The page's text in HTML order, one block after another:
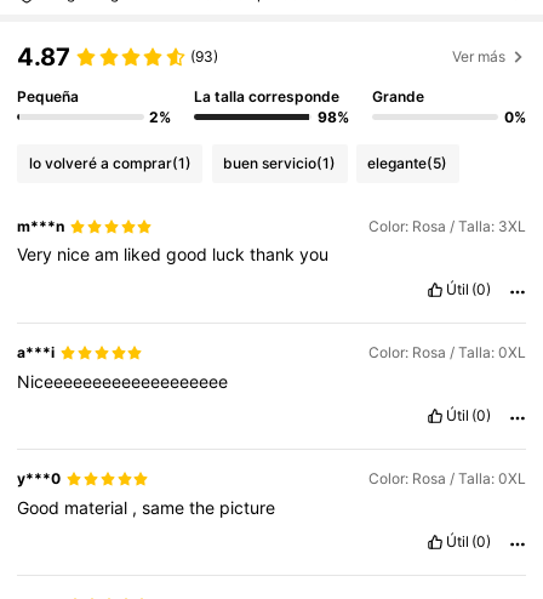
4.87 (93) Ver más
Pequeña
2%
La talla corresponde
98%
Grande
0%
lo volveré a comprar(1) buen servicio(1) elegante(5)
m***n Color: Rosa / Talla: 3XL
Very niceam likedgood luckthankyou
Útil (0)
a***i Color: Rosa / Talla: 0XL
Niceeeeeeeeeeeeeeeeeee
Útil (0)
y***0 Color: Rosa / Talla: 0XL
Good material ,samethe picture
Útil (0)